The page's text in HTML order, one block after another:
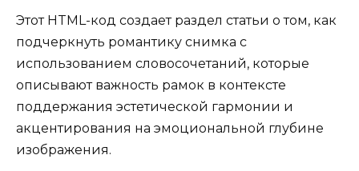
Этот HTML-код создает раздел статьи о том, как
подчеркнуть романтику снимка с
использованием словосочетаний, которые
описывают важность рамок в контексте
поддержания эстетической гармонии и
акцентирования на эмоциональной глубине
изображения.